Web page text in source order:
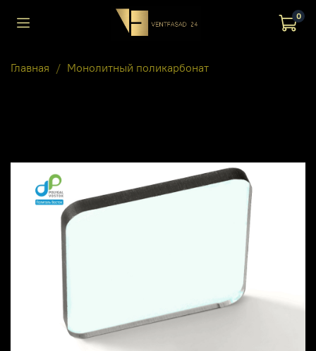
0
Главная Монолитный поликарбонат